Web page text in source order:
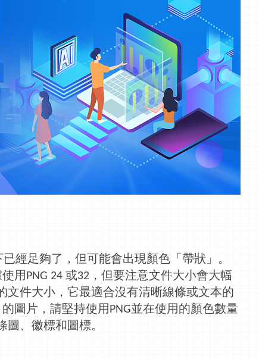
經足夠了，但可能會出現顏色「帶狀」。
用 PNG 24 或32 ，但要注意文件大小會大幅
文件大小，它最適合沒有清晰線條或文本的
圖片，請堅持使用 PNG並在使用的顏色數量
圖、徽標和圖標。